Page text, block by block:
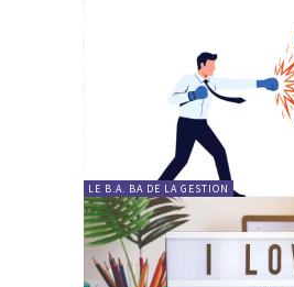
LE B.A. BA DE LA GESTION